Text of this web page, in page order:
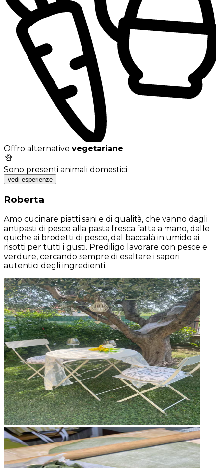
Offro alternative vegetariane
Sono presenti animali domestici
vedi esperienze
Roberta
Amo cucinare piatti sani e di qualità, che vanno dagli
antipasti di pesce alla pasta fresca fatta a mano, dalle
quiche ai brodetti di pesce, dal baccalà in umido ai
risotti per tutti i gusti. Prediligo lavorare con pesce e
verdure, cercando sempre di esaltare i sapori
autentici degli ingredienti.